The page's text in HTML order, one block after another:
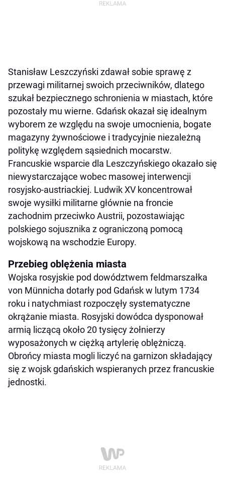
Stanisław Leszczyński zdawał sobie sprawę z
przewagi militarnej swoich przeciwników, dlatego
szukał bezpiecznego schronienia w miastach, które
pozostały mu wierne. Gdańsk okazał się idealnym
wyborem ze względu na swoje umocnienia, bogate
magazyny żywnościowe i tradycyjnie niezależną
politykę względem sąsiednich mocarstw.
Francuskie wsparcie dla Leszczyńskiego okazało się
niewystarczające wobec masowej interwencji
rosyjsko-austriackiej. Ludwik XV koncentrował
swoje wysiłki militarne głównie na froncie
zachodnim przeciwko Austrii, pozostawiając
polskiego sojusznika z ograniczoną pomocą
wojskową na wschodzie Europy.
Przebieg oblężenia miasta
Wojska rosyjskie pod dowództwem feldmarszałka
von Münnicha dotarły pod Gdańsk w lutym 1734
roku i natychmiast rozpoczęły systematyczne
okrążanie miasta. Rosyjski dowódca dysponował
armią liczącą około 20 tysięcy żołnierzy
wyposażonych w ciężką artylerię oblężniczą.
Obrońcy miasta mogli liczyć na garnizon składający
się z wojsk gdańskich wspieranych przez francuskie
jednostki.